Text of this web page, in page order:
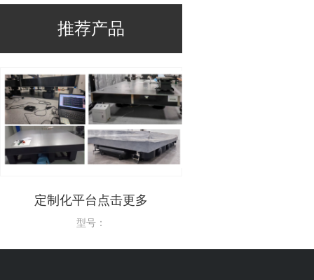
推荐产品
气浮隔振单元定制系列点击更多